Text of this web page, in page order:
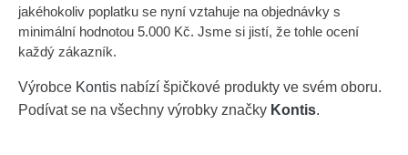
jakéhokoliv poplatku se nyní vztahuje na objednávky s
minimální hodnotou 5.000 Kč. Jsme si jistí, že tohle ocení
každý zákazník.
Výrobce Kontis nabízí špičkové produkty ve svém oboru.
Podívat se na všechny výrobky značky Kontis.